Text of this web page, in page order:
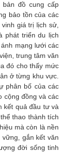
đồ cung cấp
bảo tồn của các
giá trị lịch sử,
phát triển du lịch
mạng lưới các
trung tâm văn
đó cho thấy mức
ở từng khu vực.
phân bố của các
cộng đồng và các
kết quả đầu tư và
thao thành tích
mà còn là nền
gắn kết văn
đời sống tinh